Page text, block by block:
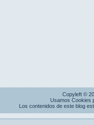
Copyleft ©
Usamos Cookies
Los contenidos de este blog